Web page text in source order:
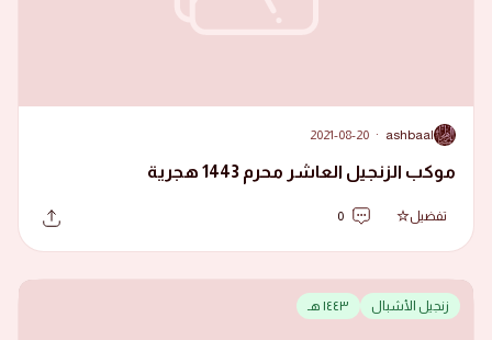
A
ashbaal
·
2021-08-20
موكب الزنجيل العاشر محرم 1443 هجرية
تفضيل 0
زنجيل الأشبال ١٤٤٣ هـ